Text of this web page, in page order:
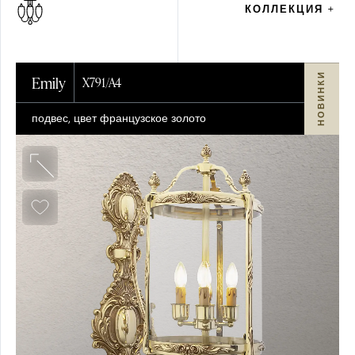
КОЛЛЕКЦИЯ +
Emily X791/A4
подвес, цвет французское золото НОВИНКИ